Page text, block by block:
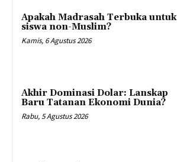
Apakah Madrasah Terbuka untuk
siswa non-Muslim?
Kamis, 6 Agustus 2026
Akhir Dominasi Dolar: Lanskap
Baru Tatanan Ekonomi Dunia?
Rabu, 5 Agustus 2026